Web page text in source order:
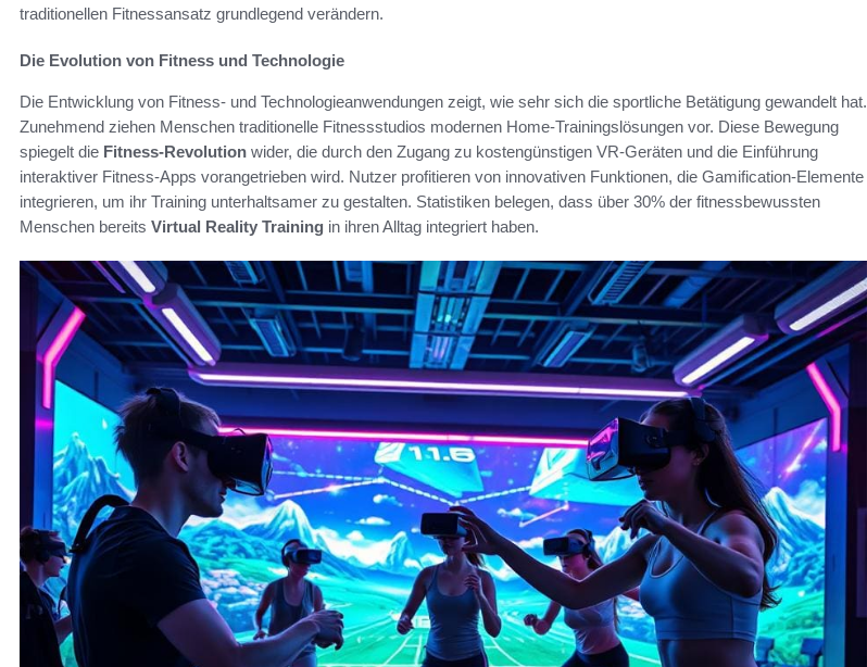
traditionellen Fitnessansatz grundlegend verändern.
Die Evolution von Fitness und Technologie
Die Entwicklung von Fitness- und Technologieanwendungen zeigt, wie sehr sich die sportliche Betätigung gewandelt hat.
Zunehmend ziehen Menschen traditionelle Fitnessstudios modernen Home-Trainingslösungen vor. Diese Bewegung
spiegelt die Fitness-Revolution wider, die durch den Zugang zu kostengünstigen VR-Geräten und die Einführung
interaktiver Fitness-Apps vorangetrieben wird. Nutzer profitieren von innovativen Funktionen, die Gamification-Elemente
integrieren, um ihr Training unterhaltsamer zu gestalten. Statistiken belegen, dass über 30% der fitnessbewussten
Menschen bereits Virtual Reality Training in ihren Alltag integriert haben.